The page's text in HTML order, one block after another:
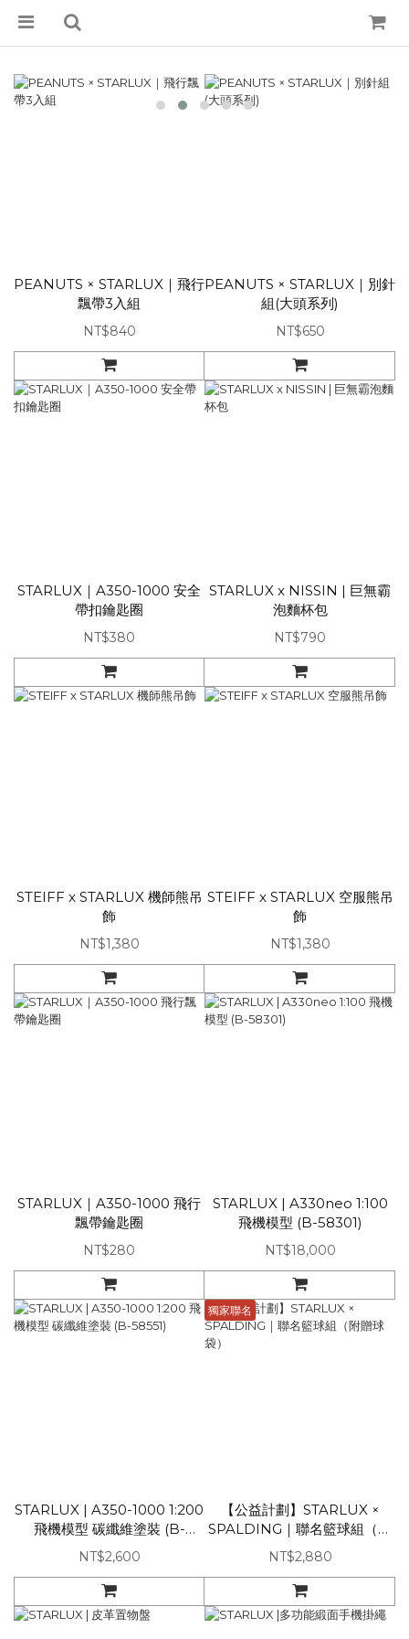
PEANUTS × STARLUX｜飛行
飄帶3入組
NT$840
PEANUTS × STARLUX｜別針
組(大頭系列)
NT$650
STARLUX｜A350-1000 安全
帶扣鑰匙圈
NT$380
STARLUX x NISSIN | 巨無霸
泡麵杯包
NT$790
STEIFF x STARLUX 機師熊吊
飾
NT$1,380
STEIFF x STARLUX 空服熊吊
飾
NT$1,380
STARLUX｜A350-1000 飛行
飄帶鑰匙圈
NT$280
STARLUX | A330neo 1:100
飛機模型 (B-58301)
NT$18,000
STARLUX | A350-1000 1:200
飛機模型 碳纖維塗裝 (B-
58551)
NT$2,600
獨家聯名
【公益計劃】STARLUX ×
SPALDING｜聯名籃球組（附
贈球袋）
NT$2,880